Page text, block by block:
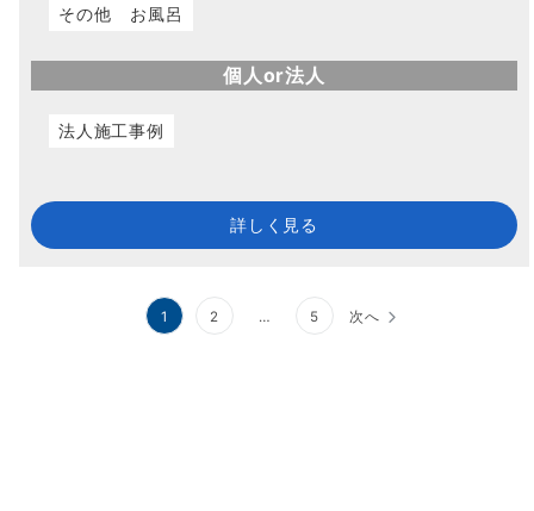
その他 お風呂
個人or法人
法人施工事例
詳しく見る
1 2 … 5 次へ